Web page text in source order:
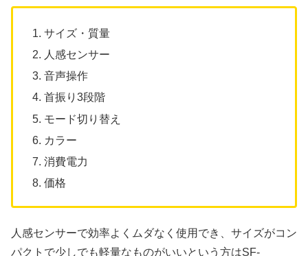
サイズ・質量
人感センサー
音声操作
首振り3段階
モード切り替え
カラー
消費電力
価格
人感センサーで効率よくムダなく使用でき、サイズがコン
パクトで少しでも軽量なものがいいという方はSF-